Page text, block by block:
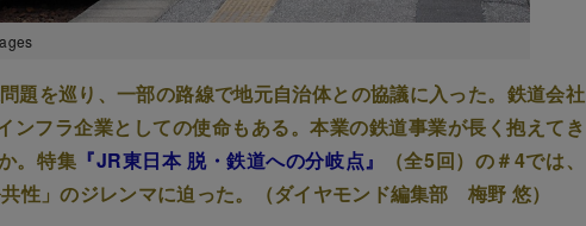
題を巡り、一部の路線で地元自治体との協議に入った。鉄道会社
ンフラ企業としての使命もある。本業の鉄道事業が長く抱えてき
。特集 『JR東日本 脱・鉄道への分岐点』
（全5回）の＃4では、
性」のジレンマに迫った。（ダイヤモンド編集部 梅野 悠）